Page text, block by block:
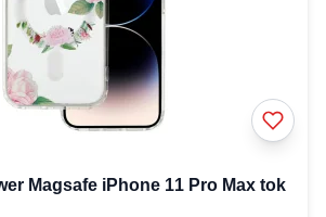
Magsafe iPhone 11 Pro Max tok